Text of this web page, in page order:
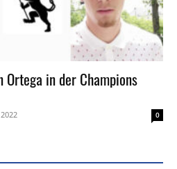
in der Champions
0